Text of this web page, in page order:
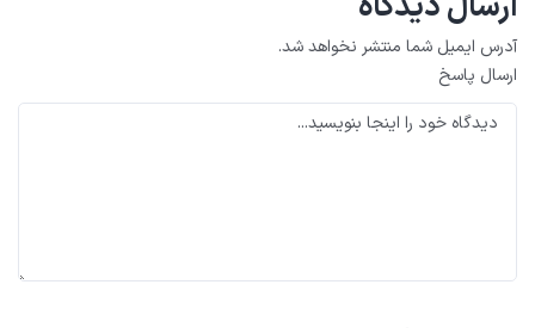
آدرس ایمیل شما منتشر نخواهد شد.
ارسال پاسخ